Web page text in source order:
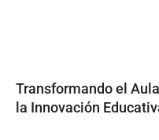
Transformando el
la Innovación